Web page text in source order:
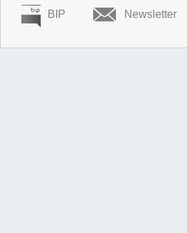
BIP Newsletter